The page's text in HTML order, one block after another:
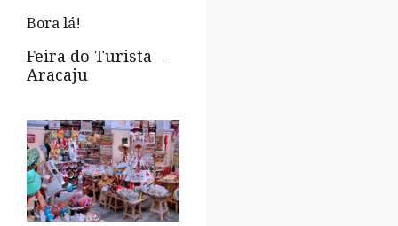
Bora lá!
Feira do Turista –
Aracaju